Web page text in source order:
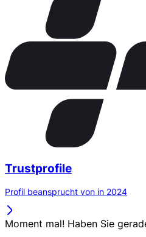
Trustprofile
Profil beansprucht von in 2024
Moment mal! Haben Sie